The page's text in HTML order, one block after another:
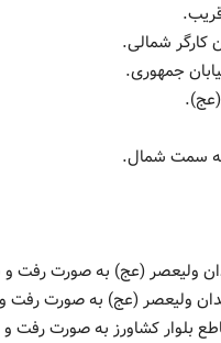
کارگر شمالی.
جمهوری.
به سمت شمال.